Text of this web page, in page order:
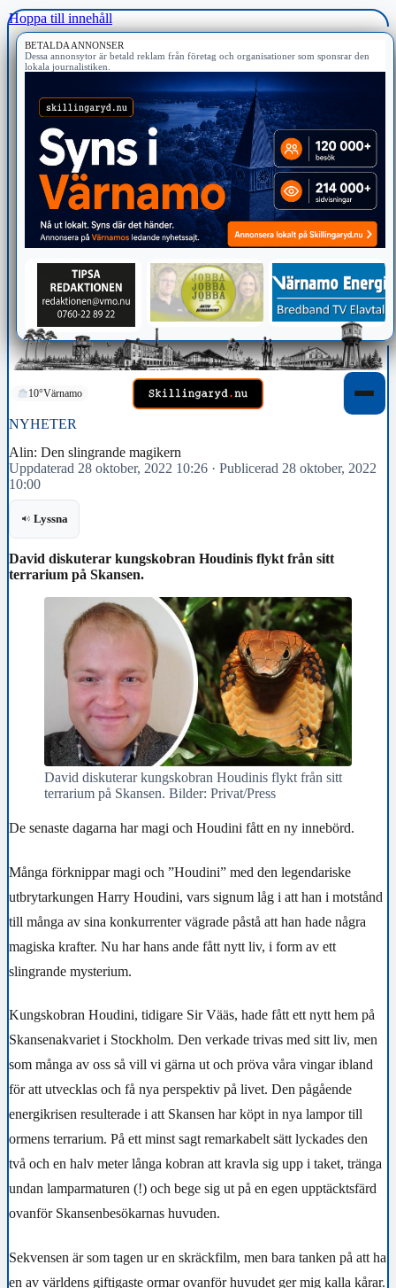
Hoppa till innehåll
BETALDA ANNONSER
Dessa annonsytor är betald reklam från företag och organisationer som sponsrar den
lokala journalistiken.
10°Värnamo
NYHETER
Alin: Den slingrande magikern
Uppdaterad 28 oktober, 2022 10:26 · Publicerad 28 oktober, 2022
10:00
Lyssna
David diskuterar kungskobran Houdinis flykt från sitt
terrarium på Skansen.
David diskuterar kungskobran Houdinis flykt från sitt
terrarium på Skansen. Bilder: Privat/Press
De senaste dagarna har magi och Houdini fått en ny innebörd.
Många förknippar magi och ”Houdini” med den legendariske
utbrytarkungen Harry Houdini, vars signum låg i att han i motstånd
till många av sina konkurrenter vägrade påstå att han hade några
magiska krafter. Nu har hans ande fått nytt liv, i form av ett
slingrande mysterium.
Kungskobran Houdini, tidigare Sir Vääs, hade fått ett nytt hem på
Skansenakvariet i Stockholm. Den verkade trivas med sitt liv, men
som många av oss så vill vi gärna ut och pröva våra vingar ibland
för att utvecklas och få nya perspektiv på livet. Den pågående
energikrisen resulterade i att Skansen har köpt in nya lampor till
ormens terrarium. På ett minst sagt remarkabelt sätt lyckades den
två och en halv meter långa kobran att kravla sig upp i taket, tränga
undan lamparmaturen (!) och bege sig ut på en egen upptäcktsfärd
ovanför Skansenbesökarnas huvuden.
Sekvensen är som tagen ur en skräckfilm, men bara tanken på att ha
en av världens giftigaste ormar ovanför huvudet ger mig kalla kårar.